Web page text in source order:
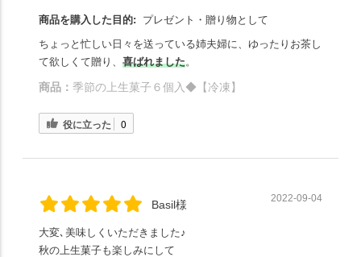
商品を購入した目的:
プレゼント・贈り物として
ちょっと忙しい日々を送っている姉夫婦に、ゆったりお茶し
て欲しくて贈り、 喜ばれました。
商品： 季節の上生菓子６個入◆【冷凍】
役に立った 0
Basil様 2022-09-04
大変､美味しくいただきました♪
秋の上生菓子も楽しみにして